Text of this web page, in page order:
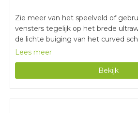
Zie meer van het speelveld of
vensters tegelijk op het brede
de lichte buiging van het curved
helemaal op in je game.Je geniet
verversingssnelheid van 240 hertz
alleen aan via DisplayPort.Een
Lees meer
Bekijk